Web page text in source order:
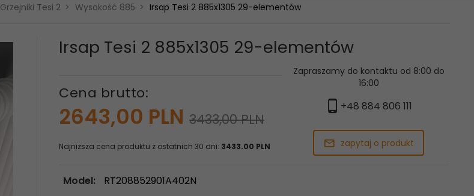
Grzejniki Tesi 2 Wysokość 885 Irsap Tesi 2 885x1305 29-elementów
Irsap Tesi 2 885x1305 29-elementów
Cena brutto:
2643,00 PLN 3433,00 PLN
Najniższa cena produktu z ostatnich 30 dni: 3433.00 PLN
Zapraszamy do kontaktu od 8:00 do
16:00
+48 884 806 111
zapytaj o produkt
Model:
RT208852901A402N